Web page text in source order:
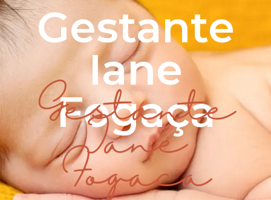
Gestante
Iane
Fogaça
Gestante
Iane
Fogaça